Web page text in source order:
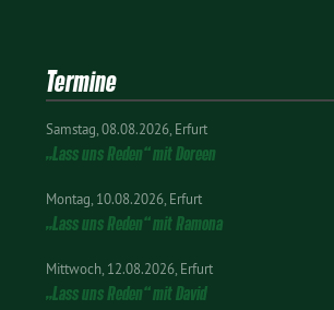
Termine
Samstag 08.08.2026 Erfurt
„Lass uns Reden“ mit Doreen
Montag 10.08.2026 Erfurt
„Lass uns Reden“ mit Ramona
Mittwoch 12.08.2026 Erfurt
„Lass uns Reden“ mit David